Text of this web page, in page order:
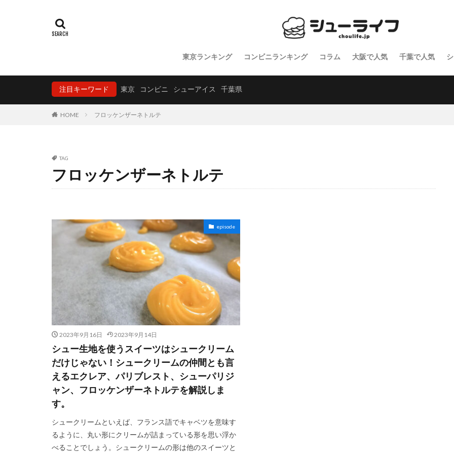
東京ランキング コンビニランキング コラム 大阪で人気 千葉で人気
注目キーワード 東京 コンビニ シューアイス 千葉県
HOME フロッケンザーネトルテ
TAG
フロッケンザーネトルテ
episode
2023年9月16日 2023年9月14日
シュー生地を使うスイーツはシュークリーム
だけじゃない！シュークリームの仲間とも言
えるエクレア、パリブレスト、シューパリジ
ャン、フロッケンザーネトルテを解説しま
す。
シュークリームといえば、フランス語でキャベツを意味す
るように、丸い形にクリームが詰まっている形を思い浮か
べることでしょう。シュークリームの形は他のスイーツと